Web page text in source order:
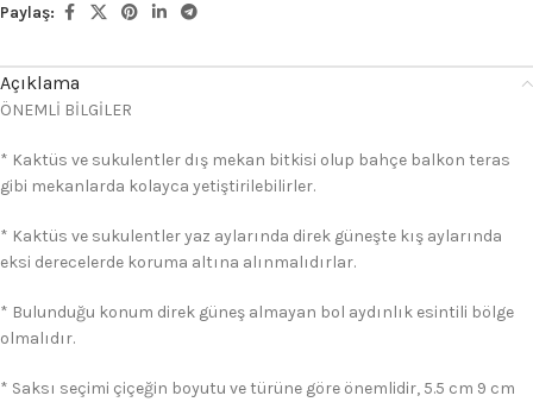
Paylaş:
Açıklama
ÖNEMLİ BİLGİLER
* Kaktüs ve sukulentler dış mekan bitkisi olup bahçe balkon teras
gibi mekanlarda kolayca yetiştirilebilirler.
* Kaktüs ve sukulentler yaz aylarında direk güneşte kış aylarında
eksi derecelerde koruma altına alınmalıdırlar.
* Bulunduğu konum direk güneş almayan bol aydınlık esintili bölge
olmalıdır.
* Saksı seçimi çiçeğin boyutu ve türüne göre önemlidir, 5.5 cm 9 cm